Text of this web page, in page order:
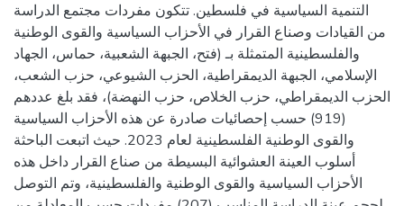
التنمية السياسية في فلسطين. تتكون مفردات مجتمع الدراسة
من القيادات وصناع القرار في الأحزاب السياسية والقوى الوطنية
والفلسطينية المتمثلة بـ (فتح، الجبهة الشعبية، حماس، الجهاد
الإسلامي، الجبهة الديمقراطية، الحزب الشيوعي، حزب الشعب،
الحزب الديمقراطي، حزب الخلاص، حزب النهضة)، فقد بلغ عددهم
(919) حسب إحصائيات صادرة عن هذه الأحزاب السياسية
والقوى الوطنية الفلسطينية لعام 2023. حيث اتبعت الباحثة
أسلوب العينة العشوائية البسيطة من صناع القرار داخل هذه
الأحزاب السياسية والقوى الوطنية والفلسطينية، وتم التوصل